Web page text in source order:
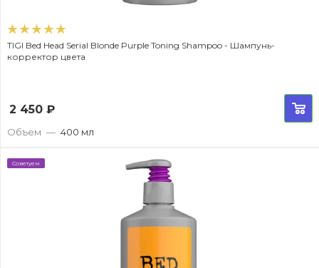
TIGI Bed Head Serial Blonde Purple Toning Shampoo - Шампунь-
корректор цвета
2 450 ₽
Объем — 400 мл
Советуем